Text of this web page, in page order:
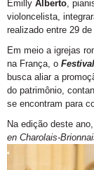
Emilly Alberto,
violoncelista, integrar
realizado entre 29
Em meio a igrejas
na França, o
busca aliar a
do patrimônio,
se encontram para
Na edição deste
en Charolais-